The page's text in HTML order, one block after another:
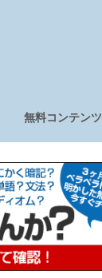
無料コンテンツ